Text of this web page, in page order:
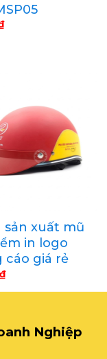
sản xuất mũ
in logo
cáo giá rẻ
₫
Nghiệp